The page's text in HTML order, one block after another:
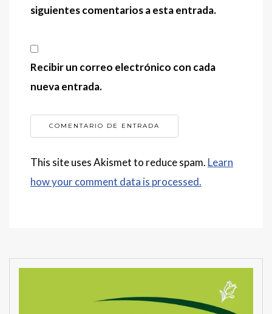
siguientes comentarios a esta entrada.
Recibir un correo electrónico con cada
nueva entrada.
This site uses Akismet to reduce spam. Learn
how your comment data is processed.